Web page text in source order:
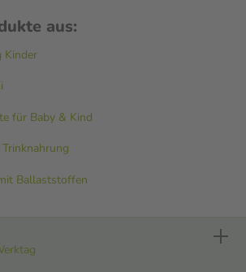
aus:
Kinder
für Baby & Kind
Ballaststoffen